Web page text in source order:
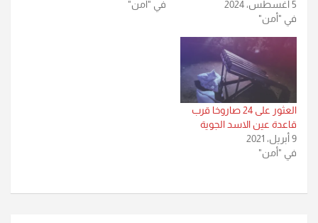
5 أغسطس، 2024
في "أمن"
في "أمن"
العثور على 24 صاروخا قرب
قاعدة عين الاسد الجوية
9 أبريل، 2021
في "أمن"